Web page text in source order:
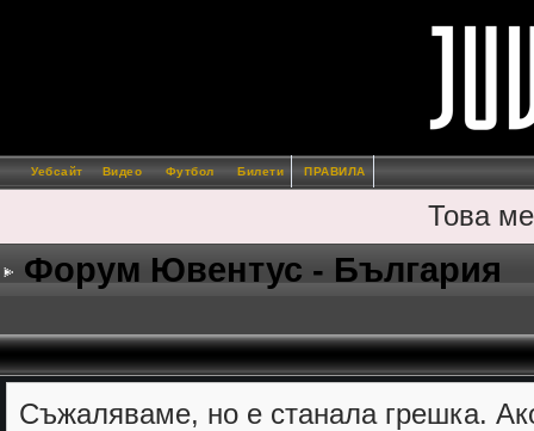
Уебсайт Видео Футбол Билети ПРАВИЛА
Това
Форум Ювентус - България
Съжалявамe, но е станала грешка.